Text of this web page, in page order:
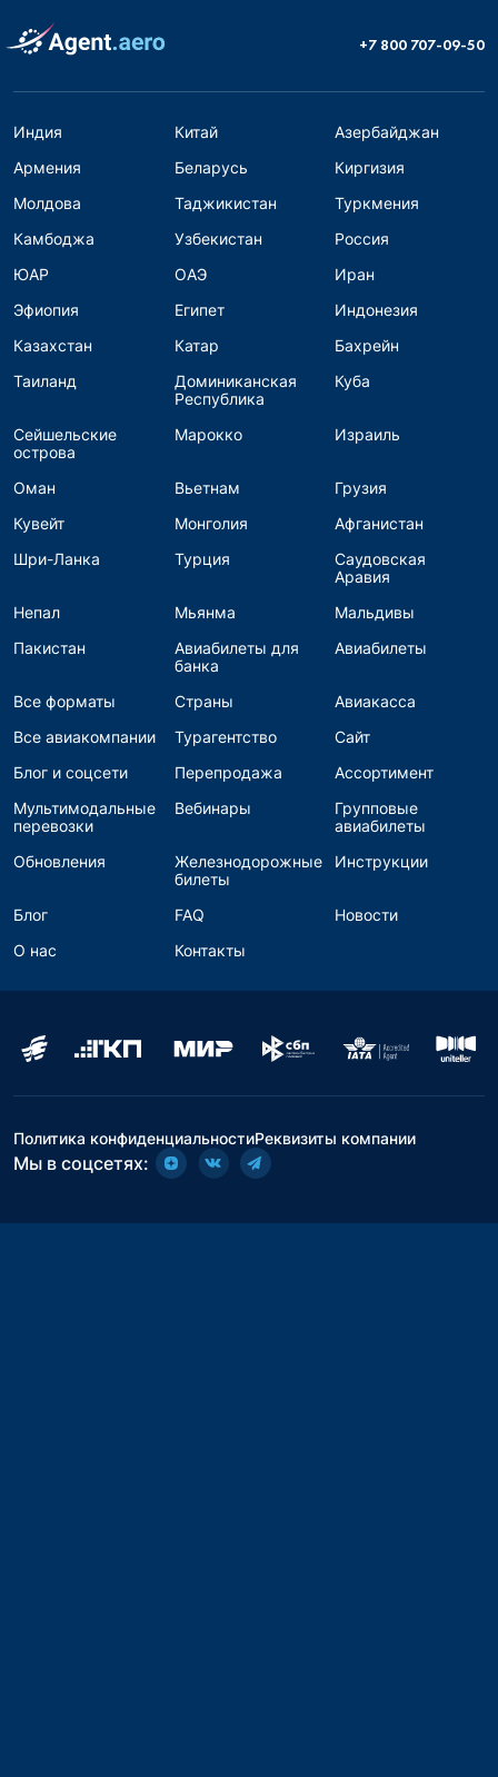
+7 800 707-09-50
Индия Китай
Азербайджан
Армения
Беларусь
Киргизия
Молдова
Таджикистан
Туркмения
Камбоджа
Узбекистан
Россия
ЮАР
ОАЭ
Иран
Эфиопия
Египет
Индонезия
Казахстан
Катар
Бахрейн
Таиланд
Доминиканская
Республика
Куба
Сейшельские
острова
Марокко Израиль
Оман Вьетнам
Грузия
Кувейт
Монголия
Афганистан
Шри-Ланка
Турция
Саудовская
Аравия
Непал
Мьянма
Мальдивы
Пакистан
Авиабилеты для
банка
Авиабилеты
Все форматы Страны
Авиакасса
Все авиакомпании
Турагентство
Сайт
Блог и соцсети
Перепродажа
Ассортимент
Мультимодальные
перевозки
Вебинары
Групповые
авиабилеты
Обновления
Железнодорожные
билеты
Инструкции
Блог FAQ
Новости
О нас
Контакты
Политика конфиденциальностиРеквизиты компании
Мы в соцсетях: